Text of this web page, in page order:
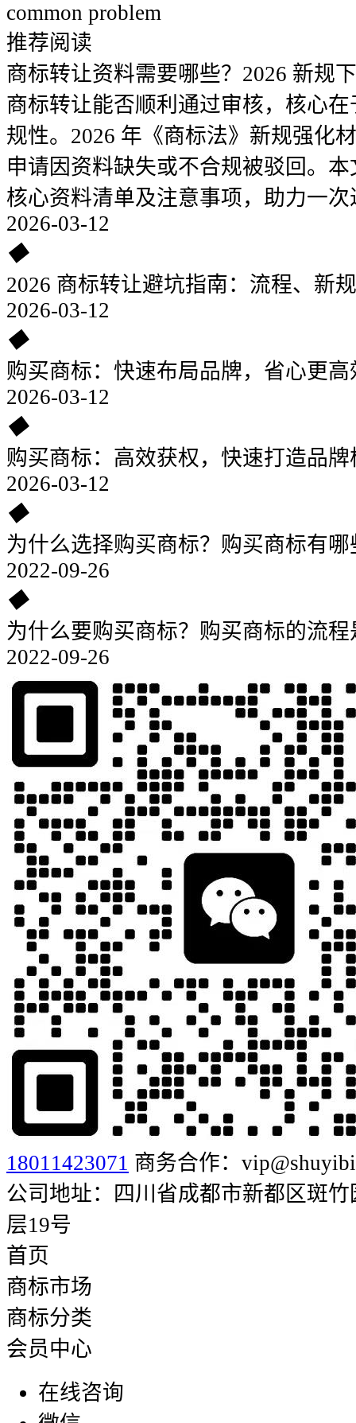
common problem
推荐阅读
商标转让资料需要哪些？2026 新规
商标转让能否顺利通过审核，核心
规性。2026 年《商标法》新规强化
申请因资料缺失或不合规被驳回。
核心资料清单及注意事项，助力一次
2026-03-12
◆
2026 商标转让避坑指南：流程、新
2026-03-12
◆
购买商标：快速布局品牌，省心更高
2026-03-12
◆
购买商标：高效获权，快速打造品
2026-03-12
◆
为什么选择购买商标？购买商标有
2022-09-26
◆
为什么要购买商标？购买商标的流
2022-09-26
18011423071 商务合作：
公司地址：四川省成都市新都区斑
层19号
首页
商标市场
商标分类
会员中心
在线咨询